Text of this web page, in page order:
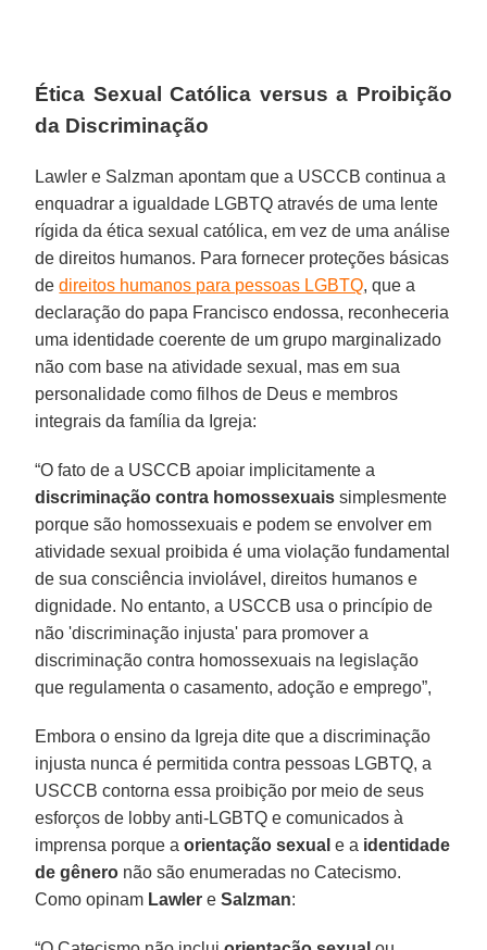
Ética Sexual Católica versus a Proibição
da Discriminação
Lawler e Salzman apontam que a USCCB continua a
enquadrar a igualdade LGBTQ através de uma lente
rígida da ética sexual católica, em vez de uma análise
de direitos humanos. Para fornecer proteções básicas
dedireitos humanos para pessoas LGBTQ, que a
declaração do papa Francisco endossa, reconheceria
uma identidade coerente de um grupo marginalizado
não com base na atividade sexual, mas em sua
personalidade como filhos de Deus e membros
integrais da família da Igreja:
“O fato de a USCCB apoiar implicitamente a
discriminação contra homossexuais simplesmente
porque são homossexuais e podem se envolver em
atividade sexual proibida é uma violação fundamental
de sua consciência inviolável, direitos humanos e
dignidade. No entanto, a USCCB usa o princípio de
não 'discriminação injusta' para promover a
discriminação contra homossexuais na legislação
que regulamenta o casamento, adoção e emprego”,
Embora o ensino da Igreja dite que a discriminação
injusta nunca é permitida contra pessoas LGBTQ, a
USCCB contorna essa proibição por meio de seus
esforços de lobby anti-LGBTQ e comunicados à
imprensa porque aorientação sexual e a identidade
de gênero não são enumeradas no Catecismo.
Como opinam Lawler eSalzman: